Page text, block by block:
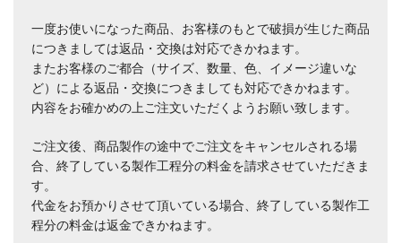
一度お使いになった商品、お客様のもとで破損が生じた商品
につきましては返品・交換は対応できかねます。
またお客様のご都合（サイズ、数量、色、イメージ違いな
ど）による返品・交換につきましても対応できかねます。
内容をお確かめの上ご注文いただくようお願い致します。
ご注文後、商品製作の途中でご注文をキャンセルされる場
合、終了している製作工程分の料金を請求させていただきま
す。
代金をお預かりさせて頂いている場合、終了している製作工
程分の料金は返金できかねます。